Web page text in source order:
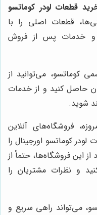
قطعات لودر کوماتسو
قطعات اصلی را با
و خدمات پس از فروش
کوماتسو، می‌توانید از
حاصل کنید و از خدمات
شوید.
فروشگاه‌های آنلاین
کوماتسو اورجینال را
این فروشگاه‌ها، حتماً از
و نظرات مشتریان را
می‌تواند راهی سریع و